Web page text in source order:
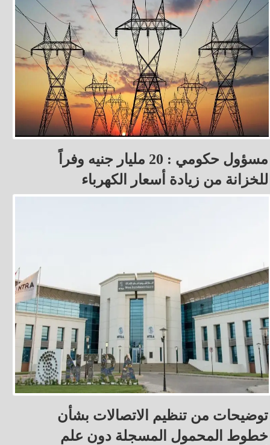
مسؤول حكومي : 20 مليار جنيه وفراً
للخزانة من زيادة أسعار الكهرباء
توضيحات من تنظيم الاتصالات بشأن
خطوط المحمول المسجلة دون علم